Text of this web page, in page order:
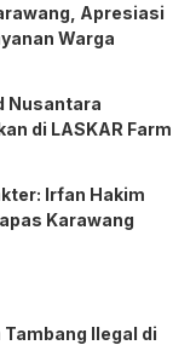
Apresiasi
Warga
Nusantara
di LASKAR Farm
Irfan Hakim
Karawang
Ilegal di